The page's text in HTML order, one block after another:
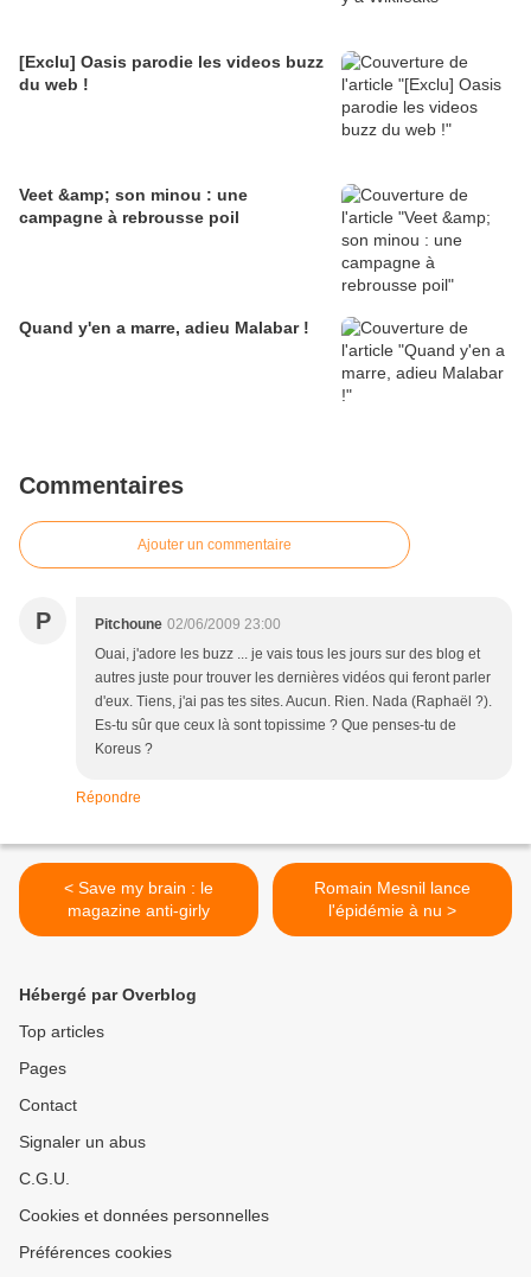
[Exclu] Oasis parodie les videos buzz
du web !
Veet &amp; son minou : une
campagne à rebrousse poil
Quand y'en a marre, adieu Malabar !
Commentaires
Ajouter un commentaire
P Pitchoune 02/06/2009 23:00
Ouai, j'adore les buzz ... je vais tous les jours sur des blog et
autres juste pour trouver les dernières vidéos qui feront parler
d'eux. Tiens, j'ai pas tes sites. Aucun. Rien. Nada (Raphaël ?).
Es-tu sûr que ceux là sont topissime ? Que penses-tu de
Koreus ?
Répondre
< Save my brain : le
magazine anti-girly
Romain Mesnil lance
l'épidémie à nu >
Hébergé par Overblog
Top articles
Pages
Contact
Signaler un abus
C.G.U.
Cookies et données personnelles
Préférences cookies